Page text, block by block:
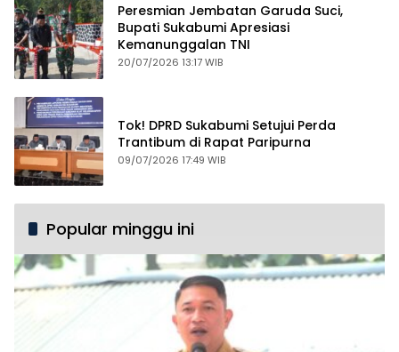
Peresmian Jembatan Garuda Suci,
Bupati Sukabumi Apresiasi
Kemanunggalan TNI
20/07/2026 13:17 WIB
Tok! DPRD Sukabumi Setujui Perda
Trantibum di Rapat Paripurna
09/07/2026 17:49 WIB
Popular minggu ini